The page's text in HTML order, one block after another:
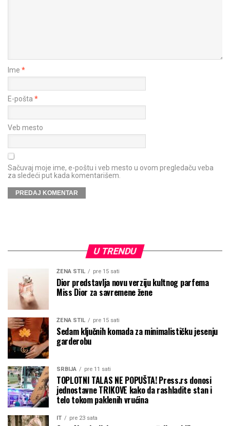
Ime *
E-pošta *
Veb mesto
Sačuvaj moje ime, e-poštu i veb mesto u ovom pregledaču veba
za sledeći put kada komentarišem.
U TRENDU
ŽENA STIL pre 15 sati
Dior predstavlja novu verziju kultnog parfema
Miss Dior za savremene žene
ŽENA STIL pre 15 sati
Sedam ključnih komada za minimalističku jesenju
garderobu
SRBIJA pre 11 sati
TOPLOTNI TALAS NE POPUŠTA! Press.rs donosi
jednostavne TRIKOVE kako da rashladite stan i
telo tokom paklenih vrućina
IT pre 23 sata